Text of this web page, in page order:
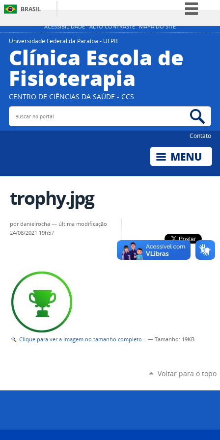
ACESSIBILIDADE ALTO CONTRASTE MAPA DO SITE
BRASIL
Simplifique!
Participe
Universidade Federal da Paraíba - UFPB
Clínica Escola de
Fisioterapia
CENTRO DE CIÊNCIAS DA SAÚDE - CCS
Buscar no portal
Contato
trophy.jpg
pordanielrocha — última modificação
24/08/2021 19h57
Clique para ver a imagem no tamanho completo… — Tamanho: 19KB
Voltar para o topo